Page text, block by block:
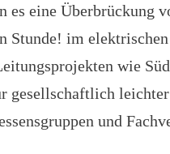
es eine Überbrückung
Stunde! im
wie
gesellschaftlich
und